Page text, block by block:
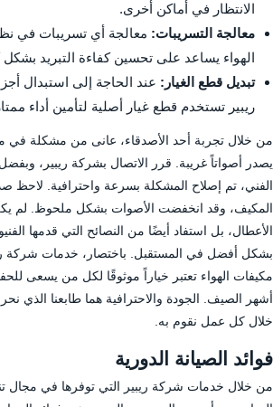
الانتظار في أماكن أخرى.
معالجة التسريبات: معالجة أي تسريبات في
الهواء يساعد على تحسين كفاءة التبريد بشكل
تبديل قطع الغيار: عند الحاجة إلى استبدال
ريبير تستخدم قطع غيار أصلية لتأمين أداء
من خلال تجربة أحد الأصدقاء، عانى من مشكلة في
يصدر أصواتاً غريبة. قرر الاتصال بشركة ريبير،
الفني، تم إصلاح المشكلة بسرعة واحترافية. لاحظ
المكيف، وقد انخفضت الأصوات بشكل ملحوظ. لم
الأعطال، بل استفاد أيضًا من النصائح التي قدمها
بشكل أفضل في المستقبل. باختصار، خدمات شركة
مكيفات الهواء تعتبر خياراً موثوقًا لكل من يسعى
أشهر الصيف. الجودة والاحترافية هما طابعنا الذي
خلال كل عمل نقوم به.
فوائد الصيانة الدورية
من خلال خدمات شركة ريبير التي توفرها في مجال